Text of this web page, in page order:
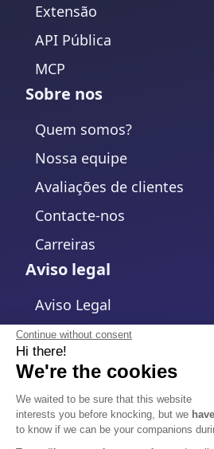
Continue without consent
Hi there!
We're the cookies
We waited to be sure that this website
interests you before knocking, but we have
to know if we can be your companions
Extensão
API Pública
MCP
Sobre nos
Quem somos?
Nossa equipe
Avaliações de clientes
Contacte-nos
Carreiras
Aviso legal
Aviso Legal
Política de Privacidade
Política de cookies
Alterar configurações de
Termos e Condições